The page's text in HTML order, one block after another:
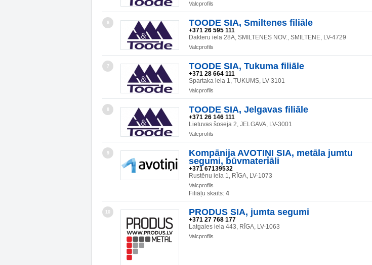
Valcprofils
6 TOODE SIA, Smiltenes filiāle
+371 26 595 111
Dakteru iela 28A, SMILTENES NOV., SMILTENE, LV-4729
Valcprofils
7 TOODE SIA, Tukuma filiāle
+371 28 664 111
Spartaka iela 1, TUKUMS, LV-3101
Valcprofils
8 TOODE SIA, Jelgavas filiāle
+371 26 146 111
Lietuvas šoseja 2, JELGAVA, LV-3001
Valcprofils
9
Kompānija AVOTIŅI SIA, metāla jumtu
segumi, būvmateriāli
+371 67139532
Rustēnu iela 1, RĪGA, LV-1073
Valcprofils
Filiāļu skaits: 4
10 PRODUS SIA, jumta segumi
+371 27 768 177
Latgales iela 443, RĪGA, LV-1063
Valcprofils